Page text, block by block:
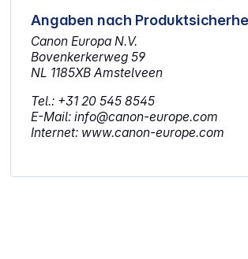
Angaben nach
Canon Europa N.V.
Bovenkerkerweg 59
NL 1185XB Amstelveen
Tel.: +31 20 545 8545
E-Mail: info@canon-europe.com
Internet: www.canon-europe.com